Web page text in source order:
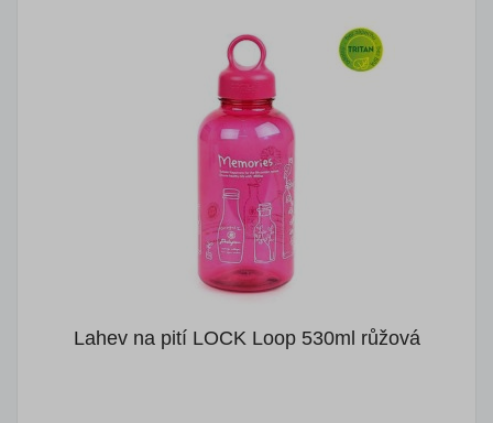
Lahev na pití LOCK Loop 530ml růžová